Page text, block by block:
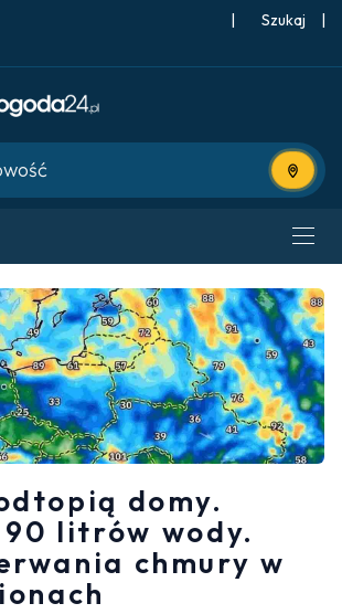
| |
Użyj
domy.
litrów wody.
chmury w